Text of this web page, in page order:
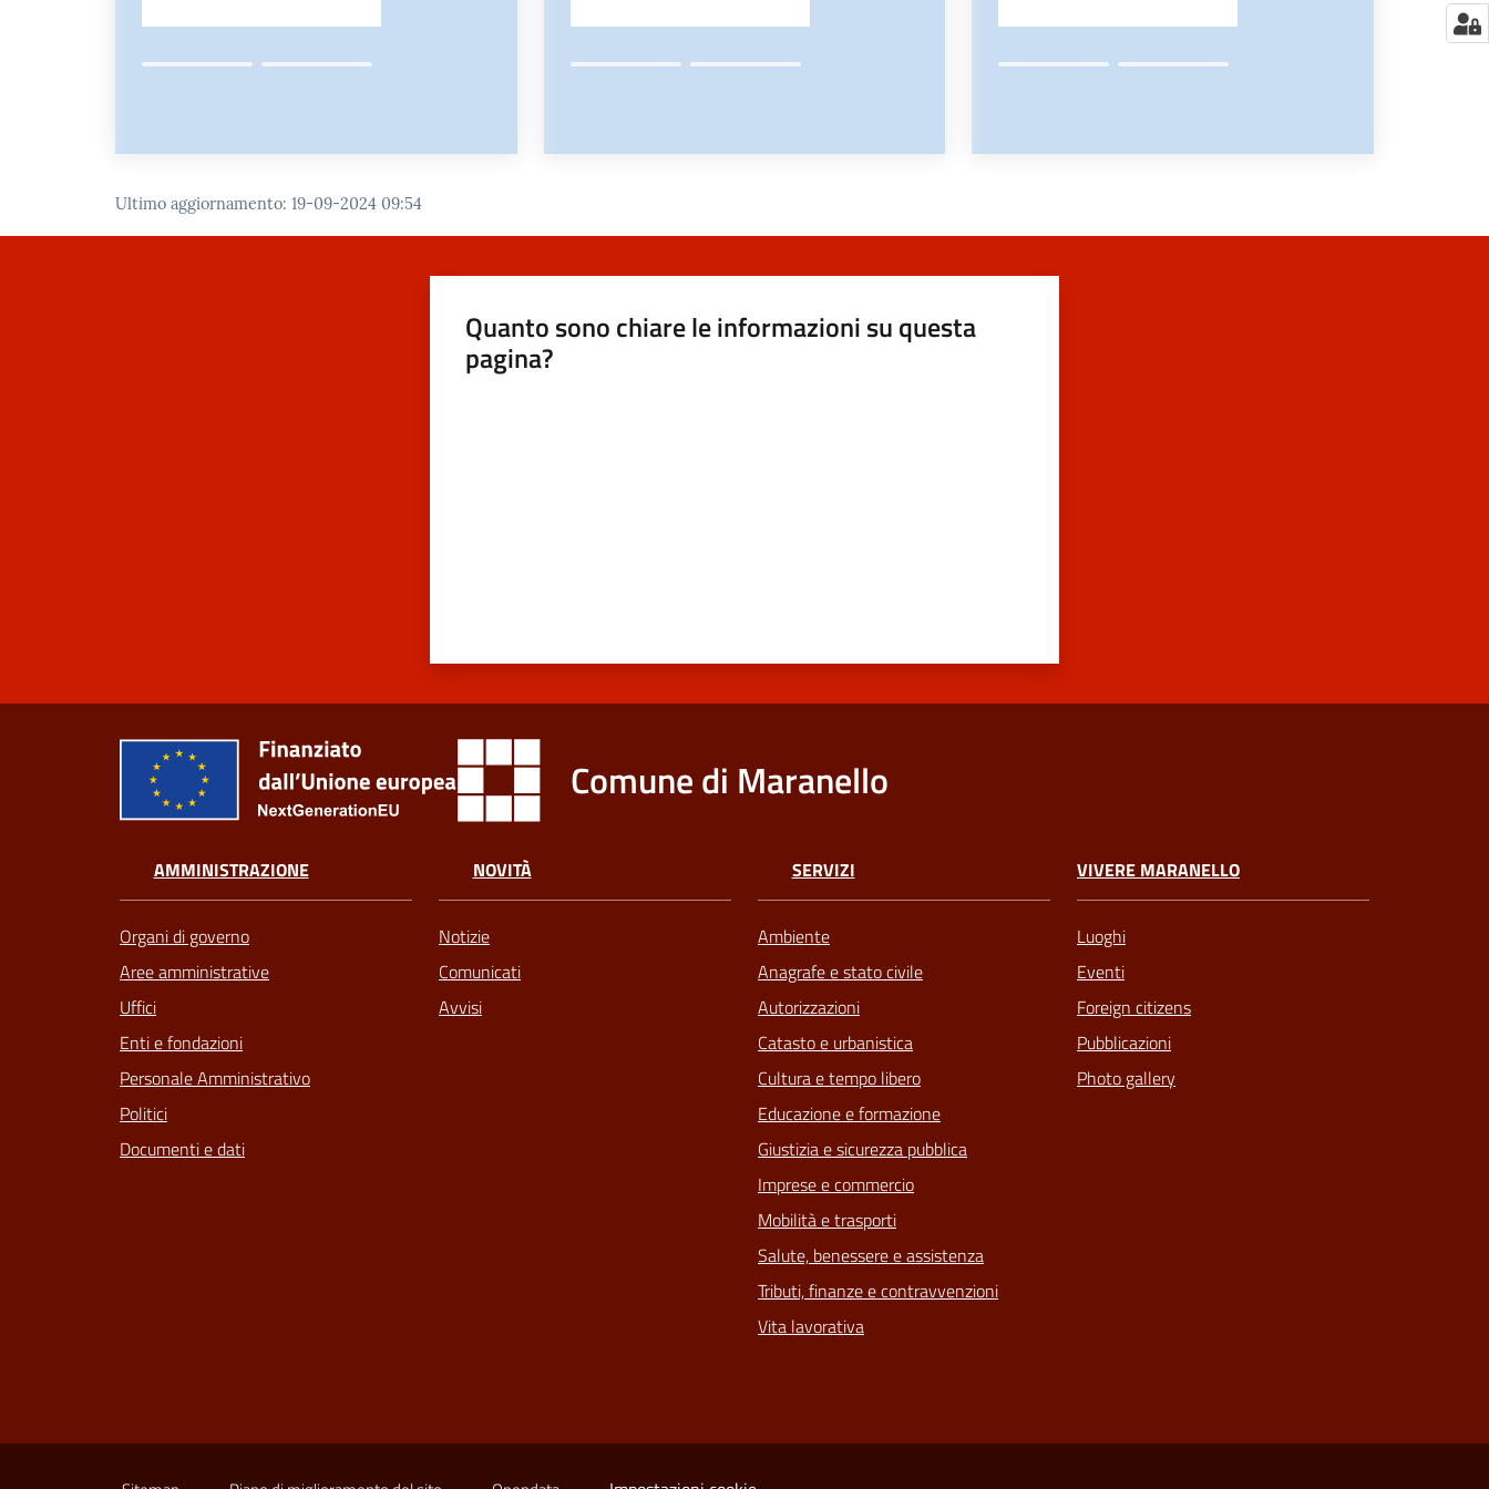
Ultimo aggiornamento: 19-09-2024 09:54
Quanto sono chiare le informazioni su questa
pagina?
Comune di Maranello
AMMINISTRAZIONE
Organi di governo
Aree amministrative
Uffici
Enti e fondazioni
Personale Amministrativo
Politici
Documenti e dati
NOVITÀ
Notizie
Comunicati
Avvisi
SERVIZI
Ambiente
Anagrafe e stato civile
Autorizzazioni
Catasto e urbanistica
Cultura e tempo libero
Educazione e formazione
Giustizia e sicurezza pubblica
Imprese e commercio
Mobilità e trasporti
Salute, benessere e assistenza
Tributi, finanze e contravvenzioni
Vita lavorativa
VIVERE MARANELLO
Luoghi
Eventi
Foreign citizens
Pubblicazioni
Photo gallery